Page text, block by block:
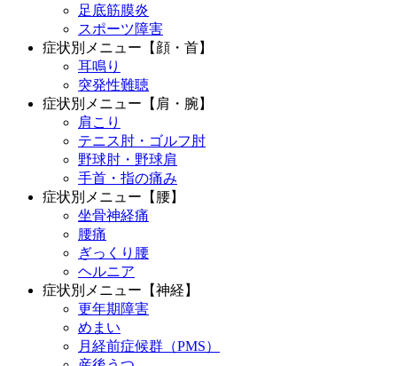
足底筋膜炎
スポーツ障害
症状別メニュー【顔・首】
耳鳴り
突発性難聴
症状別メニュー【肩・腕】
肩こり
テニス肘・ゴルフ肘
野球肘・野球肩
手首・指の痛み
症状別メニュー【腰】
坐骨神経痛
腰痛
ぎっくり腰
ヘルニア
症状別メニュー【神経】
更年期障害
めまい
月経前症候群（PMS）